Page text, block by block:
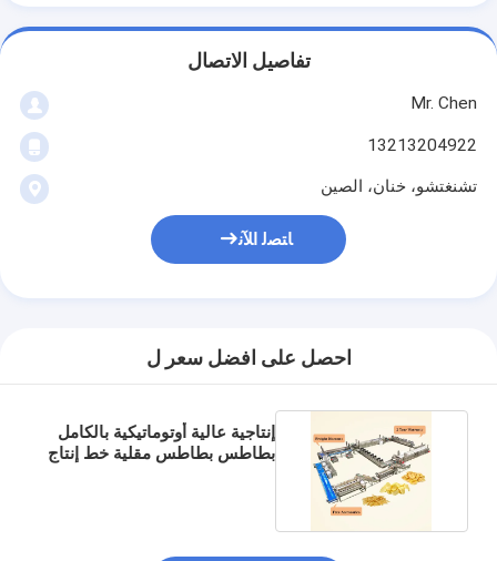
تفاصيل الاتصال
Mr. Chen
13213204922
تشنغتشو، خنان، الصين
ﺎﺘﺼﻟ ﺍﻶﻧ
احصل على افضل سعر ل
إنتاجية عالية أوتوماتيكية بالكامل
بطاطس بطاطس مقلية خط إنتاج